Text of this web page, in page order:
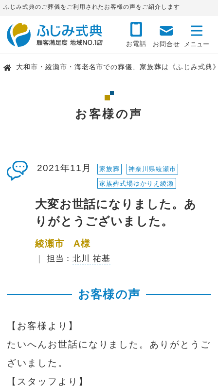
ふじみ式典のご葬儀をご利用されたお客様の声をご紹介します
お電話 お問合せ
大和市・綾瀬市・海老名市での葬儀、家族葬は《ふじみ式典
お客様の声
2021年11月 家族葬
神奈川県綾瀬市
家族葬式場ゆかりえ綾瀬
大変お世話になりました。あ
りがとうございました。
綾瀬市 A様
｜ 担当：北川 祐基
お客様の声
【お客様より】
たいへんお世話になりました。ありがとうご
ざいました。
【スタッフより】